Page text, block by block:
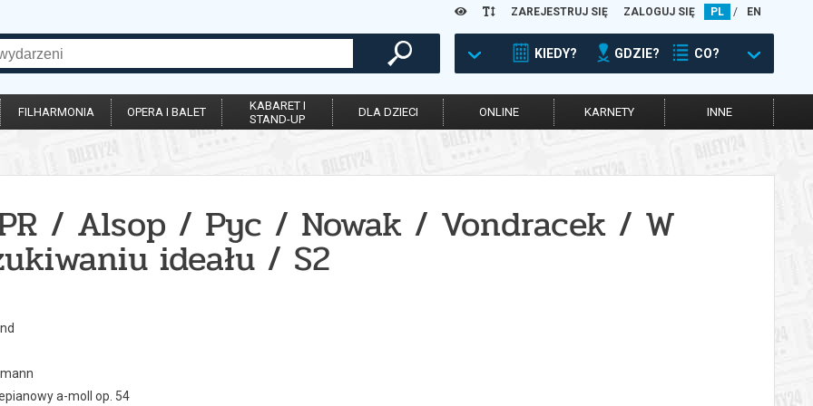
ZAREJESTRUJ SIĘ ZALOGUJ SIĘ PL / EN
KIEDY? GDZIE? CO?
FILHARMONIA OPERA I BALET
KABARET I
STAND-UP
DLA DZIECI ONLINE KARNETY INNE
/ Alsop / Pyc / Nowak / Vondracek / W
ideału / S2
a-moll op. 54